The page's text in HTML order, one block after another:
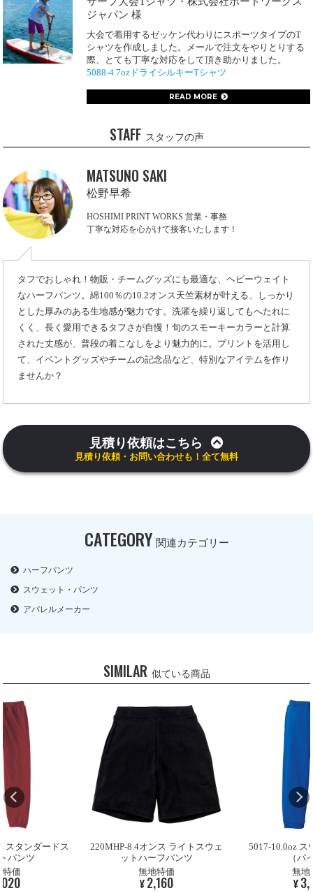
ジャパン 様
大会で着用するゼッケン代わりにスポーツタイプのT
シャツを作成しました。メールで注文をやりとりする
際、とても丁寧な対応をして頂き助かりました。
5088-4.7ozドライシルキーTシャツ
READ MORE
STAFF スタッフの声
MATSUNO SAKI
松野早希
HOSHIMI PRINT WORKS 営業・事務
丁寧な対応を心がけて接客いたします！
タフでおしゃれ！物販・チームグッズにも最適な、ヘビーウェイト
なハーフパンツ。綿100％の10.2オンス天竺素材が叶える、しっかり
とした厚みのある生地感が魅力です。洗濯を繰り返してもへたれに
くく、長く愛用できるタフさが自慢！旬のスモーキーカラーと計算
された丈感が、普段の着こなしをより魅力的に。プリントを活用し
て、イベントグッズやチームの記念品など、特別なアイテムを作り
ませんか？
見積り依頼はこちら
見積り依頼・お問い合わせも！全て無料
CATEGORY 関連カテゴリー
ハーフパンツ
スウェット・パンツ
アパレルメーカー
SIMILAR 似ている商品
スタンダードス
パンツ
特価
220MHP-8.4オンス ライトスウェ
ットハーフパンツ
無地特価
¥2,160
5017-10.0oz ス
（パ
無地
¥